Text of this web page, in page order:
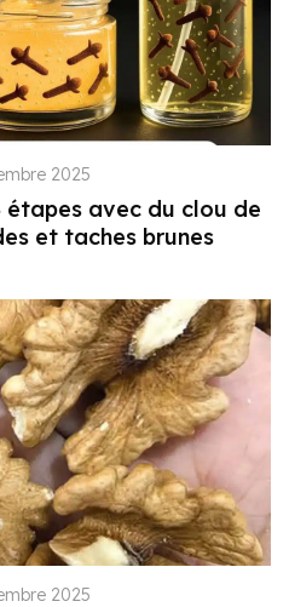
2025
étapes avec du clou de
et taches brunes
2025